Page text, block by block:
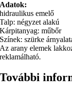
Adatok:
hidraulikus emelő
Talp: négyzet alakú
Kárpitanyag: műbőr
Színek: szürke
Az arany elemek
reklamálható.
További